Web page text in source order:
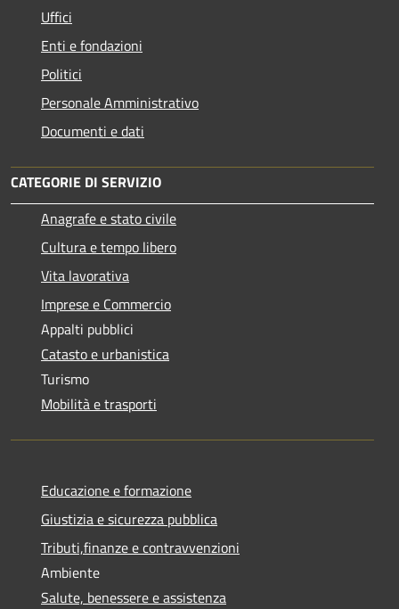
Uffici
Enti e fondazioni
Politici
Personale Amministrativo
Documenti e dati
CATEGORIE DI SERVIZIO
Anagrafe e stato civile
Cultura e tempo libero
Vita lavorativa
Imprese e Commercio
Appalti pubblici
Catasto e urbanistica
Turismo
Mobilità e trasporti
Educazione e formazione
Giustizia e sicurezza pubblica
Tributi,finanze e contravvenzioni
Ambiente
Salute, benessere e assistenza